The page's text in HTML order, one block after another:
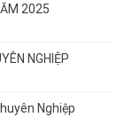
2025
NGHIỆP
Nghiệp